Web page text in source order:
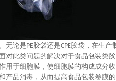
无论是PE胶袋还是CPE胶袋，在生产
此类问题的解决对于食品包装类胶
于细胞膜，使细胞膜的构成成分
品消毒，从而提高食品包装卷膜的